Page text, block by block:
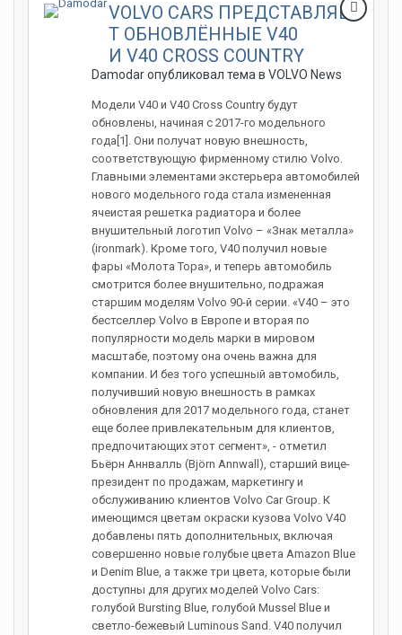
VOLVO CARS ПРЕДСТАВЛЯЕ
Т ОБНОВЛЁННЫЕ V40
И V40 CROSS COUNTRY
Damodar опубликовал тема в VOLVO News
Модели V40 и V40 Cross Country будут
обновлены, начиная с 2017-го модельного
года[1]. Они получат новую внешность,
соответствующую фирменному стилю Volvo.
Главными элементами экстерьера автомобилей
нового модельного года стала измененная
ячеистая решетка радиатора и более
внушительный логотип Volvo – «Знак металла»
(ironmark). Кроме того, V40 получил новые
фары «Молота Тора», и теперь автомобиль
смотрится более внушительно, подражая
старшим моделям Volvo 90-й серии. «V40 – это
бестселлер Volvo в Европе и вторая по
популярности модель марки в мировом
масштабе, поэтому она очень важна для
компании. И без того успешный автомобиль,
получивший новую внешность в рамках
обновления для 2017 модельного года, станет
еще более привлекательным для клиентов,
предпочитающих этот сегмент», - отметил
Бьёрн Аннвалль (Björn Annwall), старший вице-
президент по продажам, маркетингу и
обслуживанию клиентов Volvo Car Group. К
имеющимся цветам окраски кузова Volvo V40
добавлены пять дополнительных, включая
совершенно новые голубые цвета Amazon Blue
и Denim Blue, а также три цвета, которые были
доступны для других моделей Volvo Cars:
голубой Bursting Blue, голубой Mussel Blue и
светло-бежевый Luminous Sand. V40 получил